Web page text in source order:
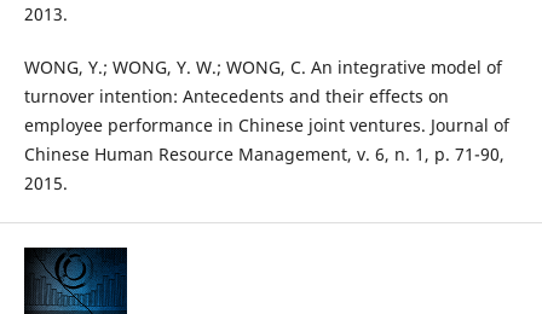
2013.
WONG, Y.; WONG, Y. W.; WONG, C. An integrative model of
turnover intention: Antecedents and their effects on
employee performance in Chinese joint ventures. Journal of
Chinese Human Resource Management, v. 6, n. 1, p. 71-90,
2015.